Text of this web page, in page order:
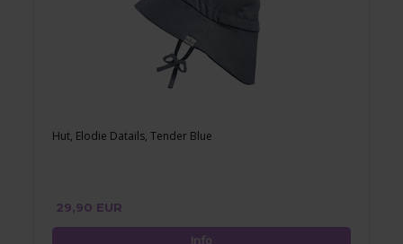
Hut, Elodie Datails, Tender Blue
29,90 EUR